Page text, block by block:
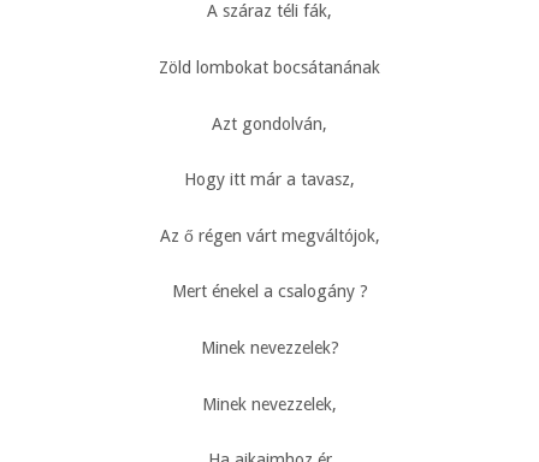
A száraz téli fák,
Zöld lombokat bocsátanának
Azt gondolván,
Hogy itt már a tavasz,
Az ő régen várt megváltójok,
Mert énekel a csalogány ?
Minek nevezzelek?
Minek nevezzelek,